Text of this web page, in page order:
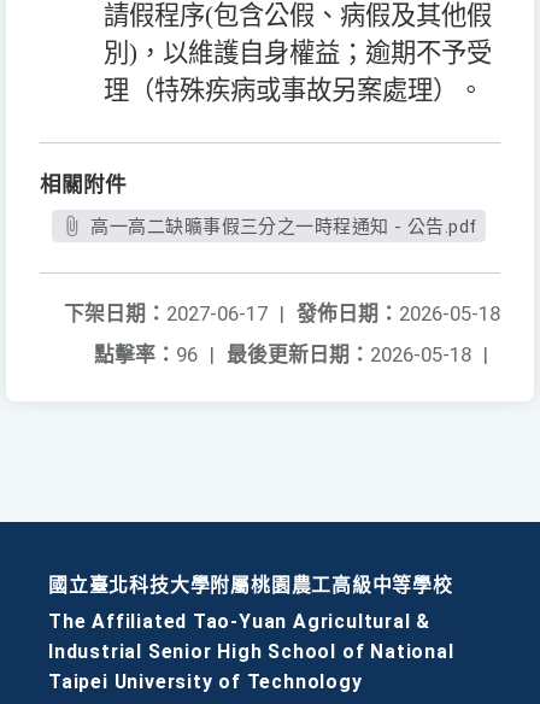
請假程序(包含公假、病假及其他假
別)，以維護自身權益；逾期不予受
理（特殊疾病或事故另案處理）。
相關附件
高一高二缺曠事假三分之一時程通知 - 公告.pdf
發佈日期： 2026-05-18
下架日期： 2027-06-17 |
最後更新日期： 2026-05-18 |
點擊率： 96 |
國立臺北科技大學附屬桃園農工高級中等學校
The Affiliated Tao-Yuan Agricultural &
Industrial Senior High School of National
Taipei University of Technology